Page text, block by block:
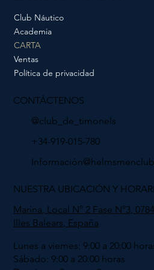
Club Náutico
Academia
CARTA
Ventas
Política de privacidad
NUESTRA UBICACIÓN Y
Marina, Local N° 2 Fase N°3,
Illes Balears, España
Lunes a viernes: 9:00 a 20:00
Sábado: 9:00 a 20:00 horas
CONTÁCTENOS
@club_de_timonels
+34-919-015-780